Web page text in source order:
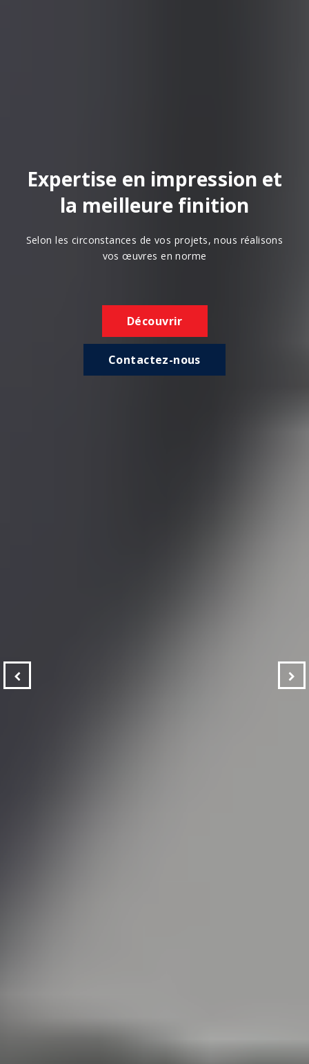
Expertise en impression et
la meilleure finition
Selon les circonstances de vos projets, nous réalisons
vos œuvres en norme
Découvrir
Contactez-nous